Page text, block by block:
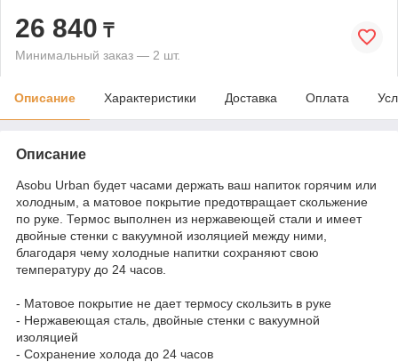
26 840 ₸
Минимальный заказ — 2 шт.
Описание Характеристики Доставка Оплата
Описание
Asobu Urban будет часами держать ваш напиток горячим или
холодным, а матовое покрытие предотвращает скольжение
по руке. Термос выполнен из нержавеющей стали и имеет
двойные стенки с вакуумной изоляцией между ними,
благодаря чему холодные напитки сохраняют свою
температуру до 24 часов.
- Матовое покрытие не дает термосу скользить в руке
- Нержавеющая сталь, двойные стенки с вакуумной
изоляцией
- Сохранение холода до 24 часов